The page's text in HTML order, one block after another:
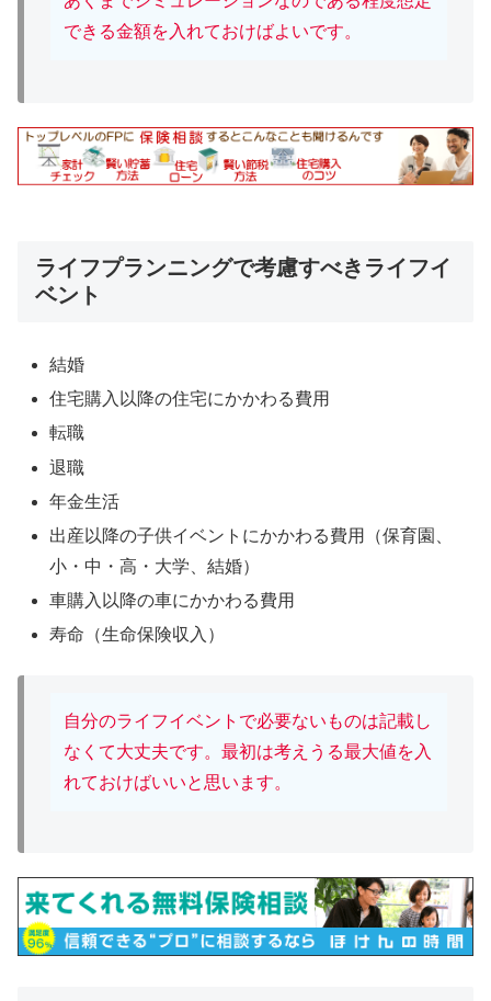
できる金額を入れておけばよいです。
ライフプランニングで考慮すべきライフイ
ベント
結婚
住宅購入以降の住宅にかかわる費用
転職
退職
年金生活
出産以降の子供イベントにかかわる費用（保育園、
小・中・高・大学、結婚）
車購入以降の車にかかわる費用
寿命（生命保険収入）
自分のライフイベントで必要ないものは記載し
なくて大丈夫です。最初は考えうる最大値を入
れておけばいいと思います。